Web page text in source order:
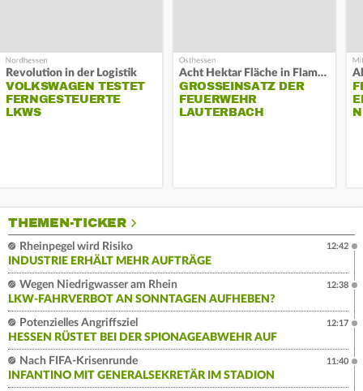
Revolution in der Logistik
VOLKSWAGEN TESTET
FERNGESTEUERTE
LKWS
Acht Hektar Fläche in Flammen
GROSSEINSATZ DER F
EUERWEHR L
AUTERBACH
THEMEN-TICKER
Rheinpegel wird Risiko
INDUSTRIE ERHÄLT MEHR AUFTRÄGE
12:42
Wegen Niedrigwasser am Rhein
LKW-FAHRVERBOT AN SONNTAGEN AUFHEBEN?
12:38
Potenzielles Angriffsziel
HESSEN RÜSTET BEI DER SPIONAGEABWEHR AUF
12:17
Nach FIFA-Krisenrunde
INFANTINO MIT GENERALSEKRETÄR IM STADION
11:40